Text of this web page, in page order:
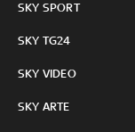
SKY SPORT
SKY TG24
SKY VIDEO
SKY ARTE